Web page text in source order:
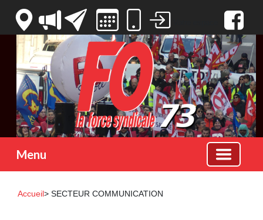
Menu
Accueil> SECTEUR COMMUNICATION